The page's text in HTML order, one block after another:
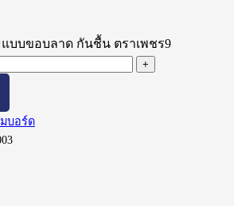
บบขอบลาด กันชื้น ตราเพชร9
บอร์ด